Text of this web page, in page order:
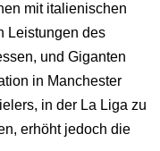
mit italienischen
Leistungen des
und Giganten
in Manchester
in der La Liga zu
erhöht jedoch die